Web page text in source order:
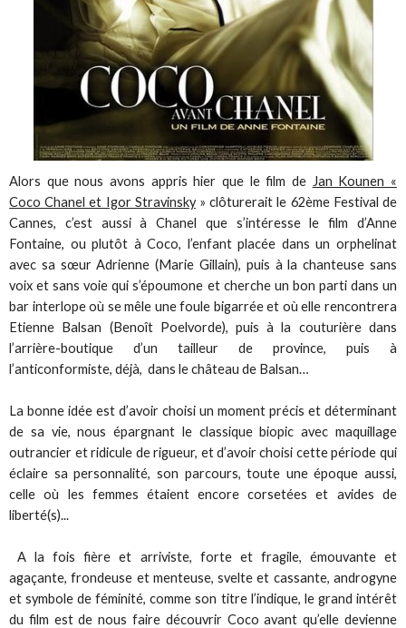
Alors que nous avons appris hier que le film de Jan Kounen «
Coco Chanel et Igor Stravinsky» clôturerait le 62ème Festival de
Cannes, c’est aussi à Chanel que s’intéresse le film d’Anne
Fontaine, ou plutôt à Coco, l’enfant placée dans un orphelinat
avec sa sœur Adrienne (Marie Gillain), puis à la chanteuse sans
voix et sans voie qui s’époumone et cherche un bon parti dans un
bar interlope où se mêle une foule bigarrée et où elle rencontrera
Etienne Balsan (Benoît Poelvorde), puis à la couturière dans
l’arrière-boutique d’un tailleur de province, puis à
l’anticonformiste, déjà, dans le château de Balsan…
La bonne idée est d’avoir choisi un moment précis et déterminant
de sa vie, nous épargnant le classique biopic avec maquillage
outrancier et ridicule de rigueur, et d’avoir choisi cette période qui
éclaire sa personnalité, son parcours, toute une époque aussi,
celle où les femmes étaient encore corsetées et avides de
liberté(s)...
A la fois fière et arriviste, forte et fragile, émouvante et
agaçante, frondeuse et menteuse, svelte et cassante, androgyne
et symbole de féminité, comme son titre l’indique, le grand intérêt
du film est de nous faire découvrir Coco avant qu’elle devienne